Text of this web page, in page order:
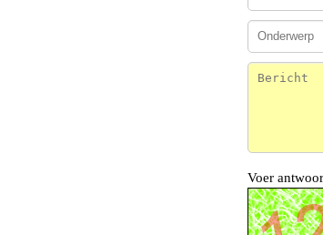
Voer